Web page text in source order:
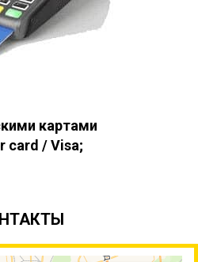
картами
card / Visa;